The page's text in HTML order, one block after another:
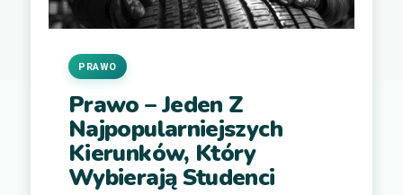
Prawo – Jeden Z
Najpopularniejszych
Kierunków, Który
Wybierają Studenci
PRAWO